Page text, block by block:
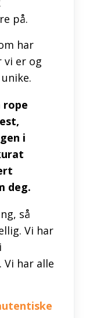
på.
har
er og
rope
i
deg.
så
Vi har
har alle